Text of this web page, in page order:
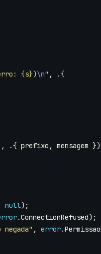
{s})\n" ,
.{
, .{ prefixo , mensagem
null);
.ConnectionRefused);
, error.